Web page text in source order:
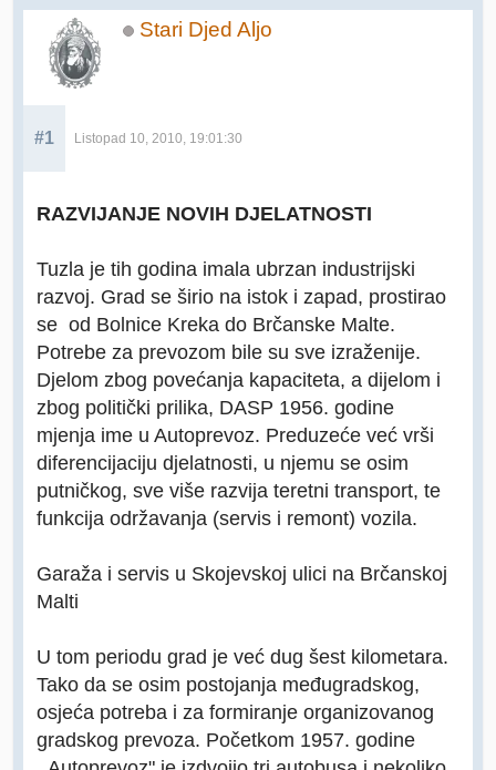
Stari Djed Aljo
#1 Listopad 10, 2010, 19:01:30
RAZVIJANJE NOVIH DJELATNOSTI
Tuzla je tih godina imala ubrzan industrijski
razvoj. Grad se širio na istok i zapad, prostirao
se od Bolnice Kreka do Brčanske Malte.
Potrebe za prevozom bile su sve izraženije.
Djelom zbog povećanja kapaciteta, a dijelom i
zbog politički prilika, DASP 1956. godine
mjenja ime u Autoprevoz. Preduzeće već vrši
diferencijaciju djelatnosti, u njemu se osim
putničkog, sve više razvija teretni transport, te
funkcija održavanja (servis i remont) vozila.
Garaža i servis u Skojevskoj ulici na Brčanskoj
Malti
U tom periodu grad je već dug šest kilometara.
Tako da se osim postojanja međugradskog,
osjeća potreba i za formiranje organizovanog
gradskog prevoza. Početkom 1957. godine